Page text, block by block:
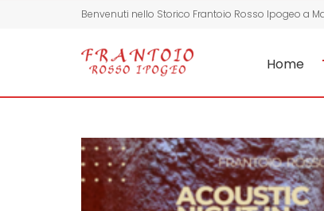
Benvenuti nello Storico Frantoio Rosso Ipogeo a
Home